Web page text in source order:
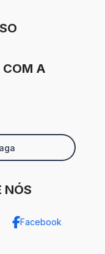
COM A
NÓS
Facebook